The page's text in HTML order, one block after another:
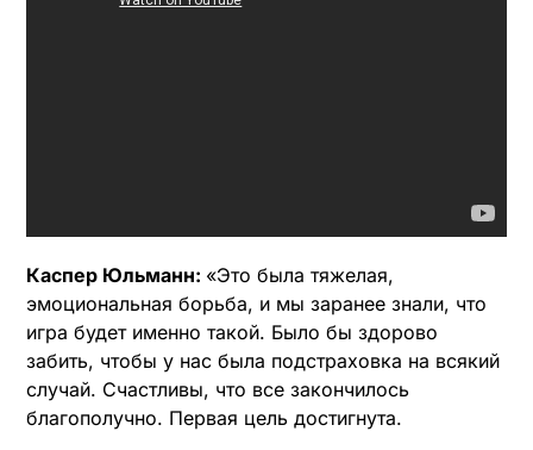
Каспер Юльманн: «Это была тяжелая,
эмоциональная борьба, и мы заранее знали, что
игра будет именно такой. Было бы здорово
забить, чтобы у нас была подстраховка на всякий
случай. Счастливы, что все закончилось
благополучно. Первая цель достигнута.